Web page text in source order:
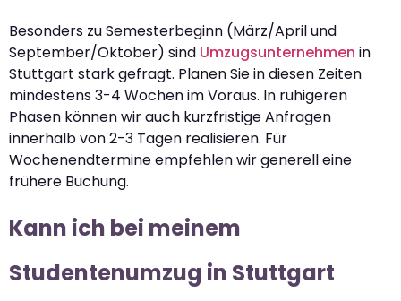
Besonders zu Semesterbeginn (März/April und
September/Oktober) sind Umzugsunternehmen in
Stuttgart stark gefragt. Planen Sie in diesen Zeiten
mindestens 3-4 Wochen im Voraus. In ruhigeren
Phasen können wir auch kurzfristige Anfragen
innerhalb von 2-3 Tagen realisieren. Für
Wochenendtermine empfehlen wir generell eine
frühere Buchung.
Kann ich bei meinem
Studentenumzug in Stuttgart